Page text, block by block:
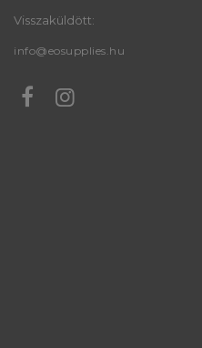
Visszaküldött:
info@eosupplies.hu